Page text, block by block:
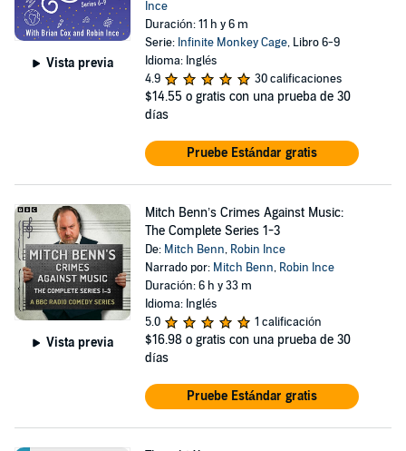
Vista previa
Ince
Duración: 11 h y 6 m
Serie: Infinite Monkey Cage, Libro 6-9
Idioma: Inglés
4.9
30 calificaciones
$14.55 o gratis con una prueba de 30
días
Pruebe Estándar gratis
Vista previa
Mitch Benn’s Crimes Against Music:
The Complete Series 1-3
De: Mitch Benn, Robin Ince
Narrado por: Mitch Benn, Robin Ince
Duración: 6 h y 33 m
Idioma: Inglés
5.0
1 calificación
$16.98 o gratis con una prueba de 30
días
Pruebe Estándar gratis